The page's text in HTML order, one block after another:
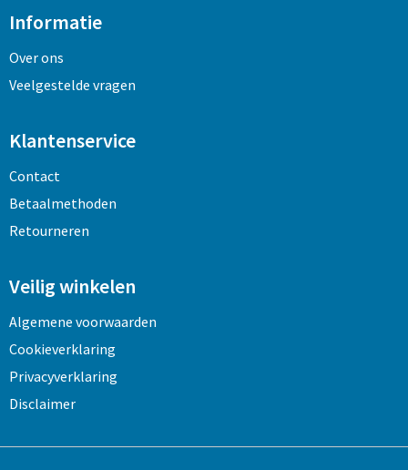
Informatie
Over ons
Veelgestelde vragen
Klantenservice
Contact
Betaalmethoden
Retourneren
Veilig winkelen
Algemene voorwaarden
Cookieverklaring
Privacyverklaring
Disclaimer